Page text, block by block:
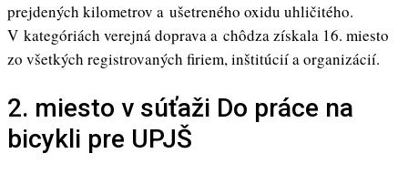
prejdených kilometrov a ušetreného oxidu uhličitého.
V kategóriách verejná doprava a chôdza získala 16. miesto
zo všetkých registrovaných firiem, inštitúcií a organizácií.
2. miesto v súťaži Do práce na
bicykli pre UPJŠ